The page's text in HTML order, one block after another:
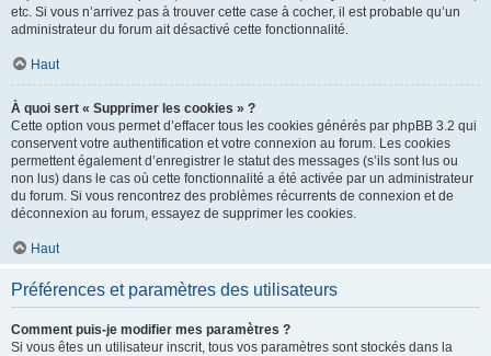
etc. Si vous n’arrivez pas à trouver cette case à cocher, il est probable qu’un
administrateur du forum ait désactivé cette fonctionnalité.
Haut
À quoi sert « Supprimer les cookies » ?
Cette option vous permet d’effacer tous les cookies générés par phpBB 3.2 qui
conservent votre authentification et votre connexion au forum. Les cookies
permettent également d’enregistrer le statut des messages (s’ils sont lus ou
non lus) dans le cas où cette fonctionnalité a été activée par un administrateur
du forum. Si vous rencontrez des problèmes récurrents de connexion et de
déconnexion au forum, essayez de supprimer les cookies.
Haut
Préférences et paramètres des utilisateurs
Comment puis-je modifier mes paramètres ?
Si vous êtes un utilisateur inscrit, tous vos paramètres sont stockés dans la